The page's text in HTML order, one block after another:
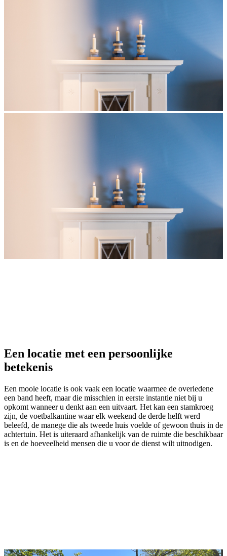
Een locatie met een persoonlijke
betekenis
Een mooie locatie is ook vaak een locatie waarmee de overledene
een band heeft, maar die misschien in eerste instantie niet bij u
opkomt wanneer u denkt aan een uitvaart. Het kan een stamkroeg
zijn, de voetbalkantine waar elk weekend de derde helft werd
beleefd, de manege die als tweede huis voelde of gewoon thuis in de
achtertuin. Het is uiteraard afhankelijk van de ruimte die beschikbaar
is en de hoeveelheid mensen die u voor de dienst wilt uitnodigen.